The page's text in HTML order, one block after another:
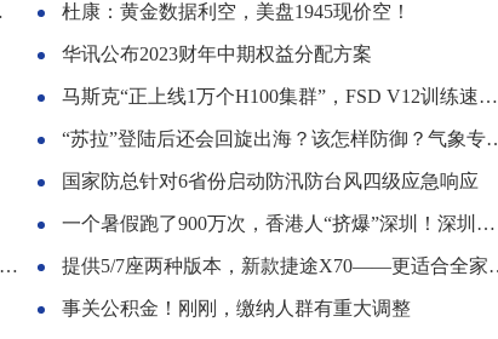
杜康：黄金数据利空，美盘1945现价空！
华讯公布2023财年中期权益分配方案
马斯克“正上线1万个H100集群”，FSD V12训练速度有望年底提升
“苏拉”登陆后还会回旋出海？该怎样防御？气象专家解读
国家防总针对6省份启动防汛防台风四级应急响应
一个暑假跑了900万次，香港人“挤爆”深圳！深圳本地人大受震撼：“差点以为我到了香港”
提供5/7座两种版本，新款捷途X70——更适合全家出行的车
事关公积金！刚刚，缴纳人群有重大调整